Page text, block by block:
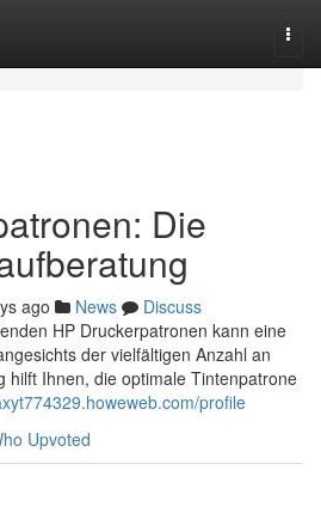
Die
ago News
Discuss
HP Druckerpatronen kann eine
der vielfältigen Anzahl an
hilft Ihnen, die optimale Tintenpatrone
profile
Upvoted